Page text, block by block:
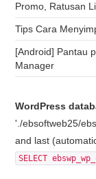
Promo, Ratusan
Tips Cara
[Android] Pantau
Manager
WordPress
'./ebsoftweb25/
and last
SELECT